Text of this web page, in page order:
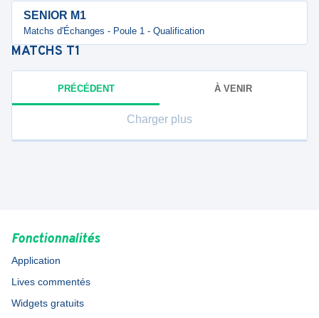
SENIOR M1
Matchs d'Échanges - Poule 1 - Qualification
MATCHS T1
PRÉCÉDENT À VENIR
Charger plus
Fonctionnalités
Application
Lives commentés
Widgets gratuits